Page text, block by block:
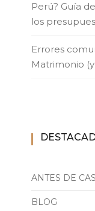
Perú? Guía
los
Errores
Matrimonio
ANTES DE
BLOG